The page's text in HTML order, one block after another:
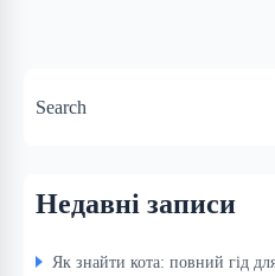
Search
Недавні записи
Як знайти кота: повний гід